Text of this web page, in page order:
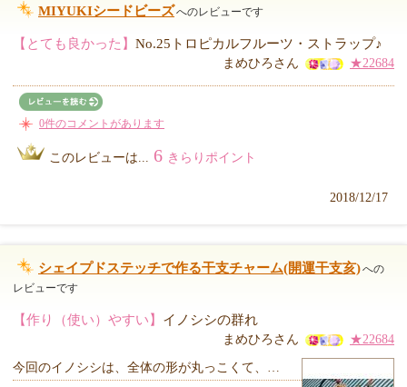
MIYUKIシードビーズへのレビューです
【とても良かった】 No.25トロピカルフルーツ・ストラップ♪
まめひろさん ★22684
0件のコメントがあります
このレビューは... 6 きらりポイント
2018/12/17
シェイプドステッチで作る干支チャーム(開運干支亥)への
レビューです
【作り（使い）やすい】 イノシシの群れ
まめひろさん ★22684
今回のイノシシは、全体の形が丸っこくて、…